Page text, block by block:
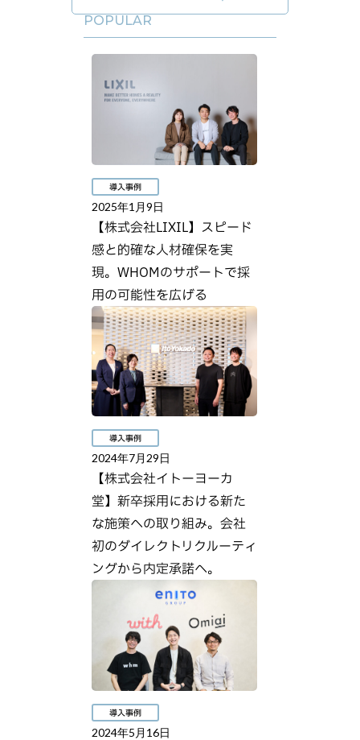
POPULAR
導入事例
2025年1月9日
【株式会社LIXIL】スピード
感と的確な人材確保を実
現。WHOMのサポートで採
用の可能性を広げる
導入事例
2024年7月29日
【株式会社イトーヨーカ
堂】新卒採用における新た
な施策への取り組み。会社
初のダイレクトリクルーティ
ングから内定承諾へ。
導入事例
2024年5月16日